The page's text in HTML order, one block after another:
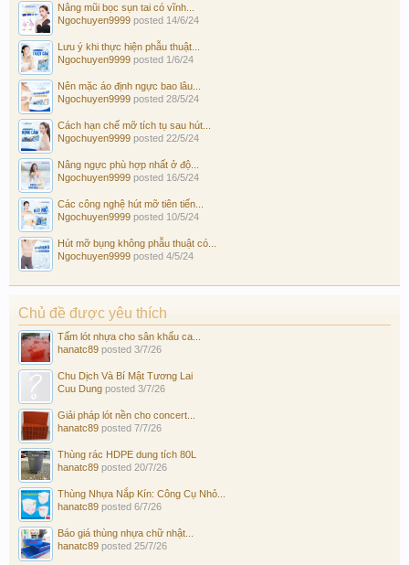
Nâng mũi bọc sụn tai có vĩnh...
Ngochuyen9999 posted 14/6/24
Lưu ý khi thực hiện phẫu thuật...
Ngochuyen9999 posted 1/6/24
Nên mặc áo định ngực bao lâu...
Ngochuyen9999 posted 28/5/24
Cách hạn chế mỡ tích tụ sau hút...
Ngochuyen9999 posted 22/5/24
Nâng ngực phù hợp nhất ở độ...
Ngochuyen9999 posted 16/5/24
Các công nghệ hút mỡ tiên tiến...
Ngochuyen9999 posted 10/5/24
Hút mỡ bụng không phẫu thuật có...
Ngochuyen9999 posted 4/5/24
Chủ đề được yêu thích
Tấm lót nhựa cho sân khấu ca...
hanatc89 posted 3/7/26
Chu Dịch Và Bí Mật Tương Lai
Cuu Dung posted 3/7/26
Giải pháp lót nền cho concert...
hanatc89 posted 7/7/26
Thùng rác HDPE dung tích 80L
hanatc89 posted 20/7/26
Thùng Nhựa Nắp Kín: Công Cụ Nhỏ...
hanatc89 posted 6/7/26
Báo giá thùng nhựa chữ nhật...
hanatc89 posted 25/7/26